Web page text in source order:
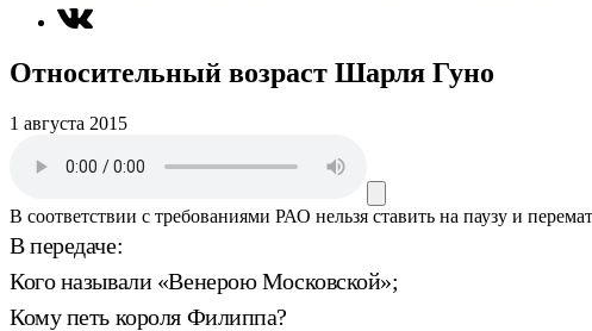
Относительный возраст Шарля Гуно
1 августа 2015
В соответствии с требованиями РАО нельзя ставить на паузу и
В передаче:
Кого называли «Венерою Московской»;
Кому петь короля Филиппа?